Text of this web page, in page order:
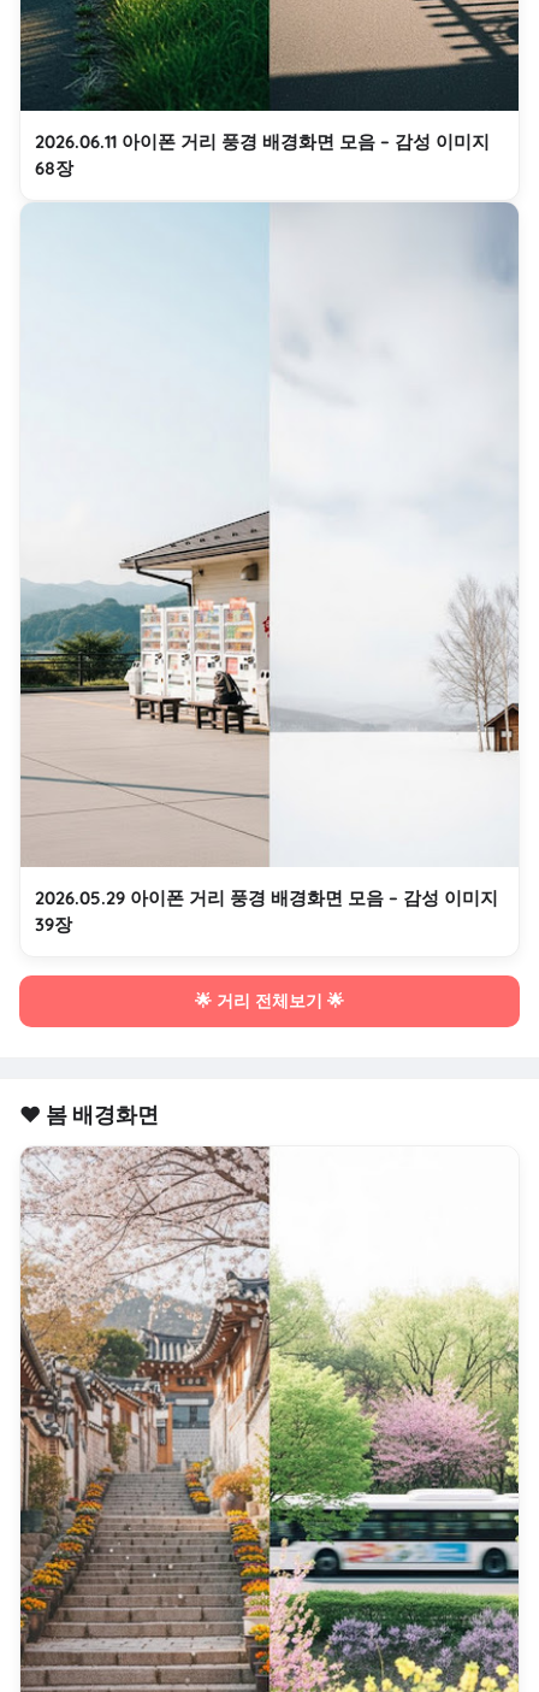
2026.06.11 아이폰 거리 풍경 배경화면 모음 – 감성 이미지
68장
2026.05.29 아이폰 거리 풍경 배경화면 모음 – 감성 이미지
39장
🌟 거리 전체보기 🌟
❤️ 봄 배경화면